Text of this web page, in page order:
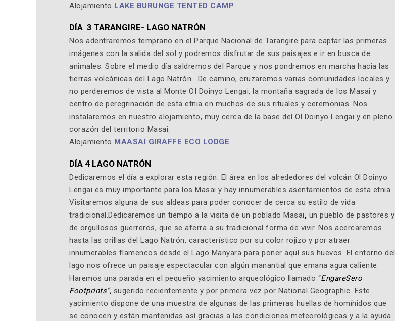
Alojamiento LAKE BURUNGE TENTED CAMP
DÍA 3 TARANGIRE- LAGO NATRÓN
Nos adentraremos temprano en el Parque Nacional de Tarangire para captar las primeras
imágenes con la salida del sol y podremos disfrutar de sus paisajes e ir en busca de
animales. Sobre el medio día saldremos del Parque y nos pondremos en marcha hacia las
tierras volcánicas del Lago Natrón. De camino, cruzaremos varias comunidades locales y
no perderemos de vista al Monte OI Doinyo Lengai, la montaña sagrada de los Masai y
centro de peregrinación de esta etnia en muchos de sus rituales y ceremonias. Nos
instalaremos en nuestro alojamiento, muy cerca de la base del Ol Doinyo Lengai y en pleno
corazón del territorio Masai.
Alojamiento MAASAI GIRAFFE ECO LODGE
DÍA 4 LAGO NATRÓN
Dedicaremos el día a explorar esta región. El área en los alrededores del volcán Ol Doinyo
Lengai es muy importante para los Masai y hay innumerables asentamientos de esta etnia.
Visitaremos alguna de sus aldeas para poder conocer de cerca su estilo de vida
tradicional.Dedicaremos un tiempo a la visita de un poblado Masai, un pueblo de pastores y
de orgullosos guerreros, que se aferra a su tradicional forma de vivir. Nos acercaremos
hasta las orillas del Lago Natrón, característico por su color rojizo y por atraer
innumerables flamencos desde el Lago Manyara para poner aquí sus huevos. El entorno del
lago nos ofrece un paisaje espectacular con algún manantial que emana agua caliente.
Haremos una parada en el pequeño yacimiento arqueológico llamado “EngareSero
Footprints”, sugerido recientemente y por primera vez por National Geographic. Este
yacimiento dispone de una muestra de algunas de las primeras huellas de homínidos que
se conocen y están mantenidas así gracias a las condiciones meteorológicas y a la ayuda